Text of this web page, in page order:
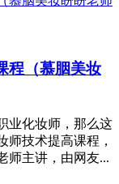
程（慕胭美妆
业化妆师，那么这
师技术提高课程，
师主讲，由网友...